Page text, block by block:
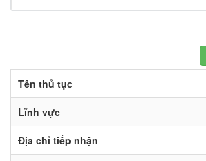
Tên thủ tục
Lĩnh vực
Địa chỉ tiếp nhận